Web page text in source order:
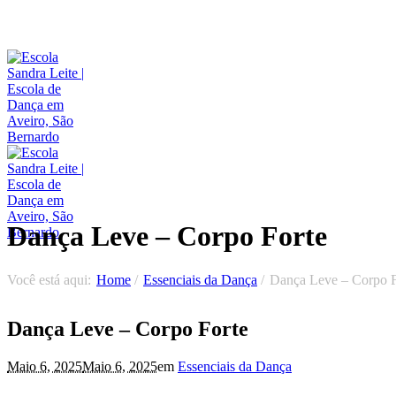
Dança Leve – Corpo Forte
Você está aqui: Home / Essenciais da Dança / Dança Leve – Corpo
Dança Leve – Corpo Forte
Maio 6, 2025Maio 6, 2025em Essenciais da Dança